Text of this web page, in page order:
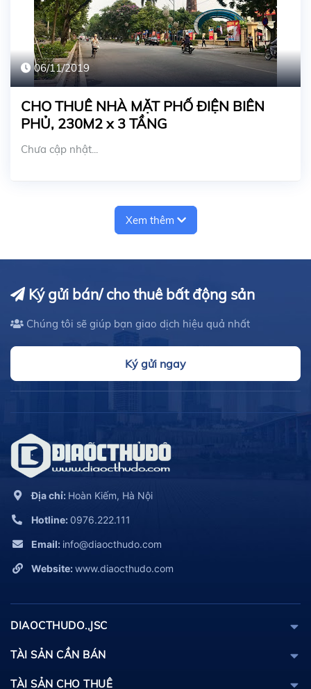
06/11/2019
CHO THUÊ NHÀ MẶT PHỐ ĐIỆN BIÊN
PHỦ, 230M2 x 3 TẦNG
Chưa cập nhật...
Xem thêm
Ký gửi bán/ cho thuê bất động sản
Chúng tôi sẽ giúp bạn giao dịch hiệu quả nhất
Ký gửi ngay
Địa chỉ: Hoàn Kiếm, Hà Nội
Hotline: 0976.222.111
Email: info@diaocthudo.com
Website:www.diaocthudo.com
DIAOCTHUDO.,JSC
TÀI SẢN CẦN BÁN
TÀI SẢN CHO THUÊ